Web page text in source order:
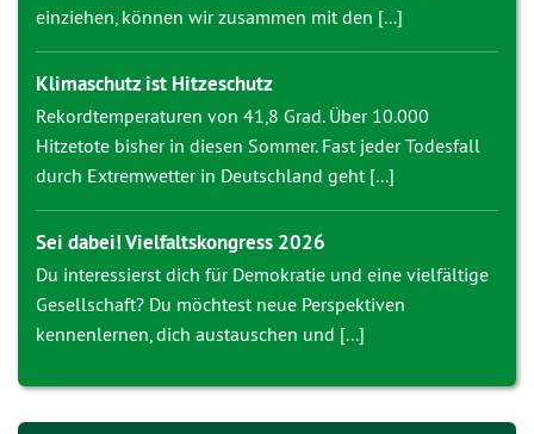
einziehen, können wir zusammen mit den [...]
Klimaschutz ist Hitzeschutz
Rekordtemperaturen von 41,8 Grad. Über 10.000
Hitzetote bisher in diesen Sommer. Fast jeder Todesfall
durch Extremwetter in Deutschland geht [...]
Sei dabei! Vielfaltskongress 2026
Du interessierst dich für Demokratie und eine vielfältige
Gesellschaft? Du möchtest neue Perspektiven
kennenlernen, dich austauschen und [...]